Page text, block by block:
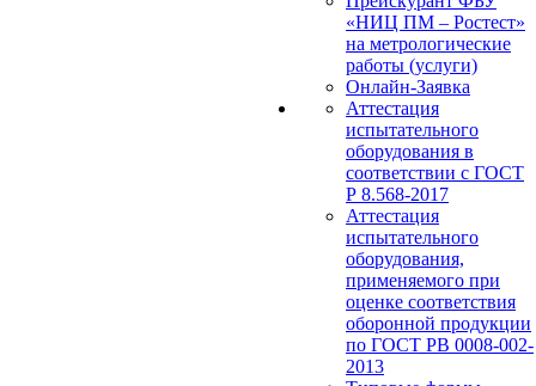
«НИЦ ПМ – Ростест»
на метрологические
работы (услуги)
Онлайн-Заявка
Аттестация
испытательного
оборудования в
соответствии с ГОСТ
Р 8.568-2017
Аттестация
испытательного
оборудования,
применяемого при
оценке соответствия
оборонной продукции
по ГОСТ РВ 0008-002-
2013